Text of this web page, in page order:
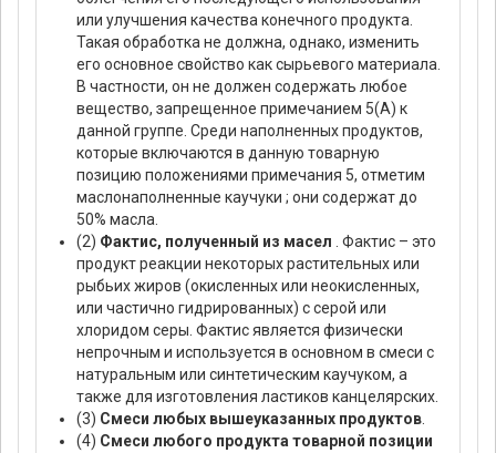
или улучшения качества конечного продукта.
Такая обработка не должна, однако, изменить
его основное свойство как сырьевого материала.
В частности, он не должен содержать любое
вещество, запрещенное примечанием 5(А) к
данной группе. Среди наполненных продуктов,
которые включаются в данную товарную
позицию положениями примечания 5, отметим
маслонаполненные каучуки ; они содержат до
50% масла.
(2) Фактис, полученный из масел . Фактис – это
продукт реакции некоторых растительных или
рыбьих жиров (окисленных или неокисленных,
или частично гидрированных) с серой или
хлоридом серы. Фактис является физически
непрочным и используется в основном в смеси с
натуральным или синтетическим каучуком, а
также для изготовления ластиков канцелярских.
(3) Смеси любых вышеуказанных продуктов
(4) Смеси любого продукта товарной позиции